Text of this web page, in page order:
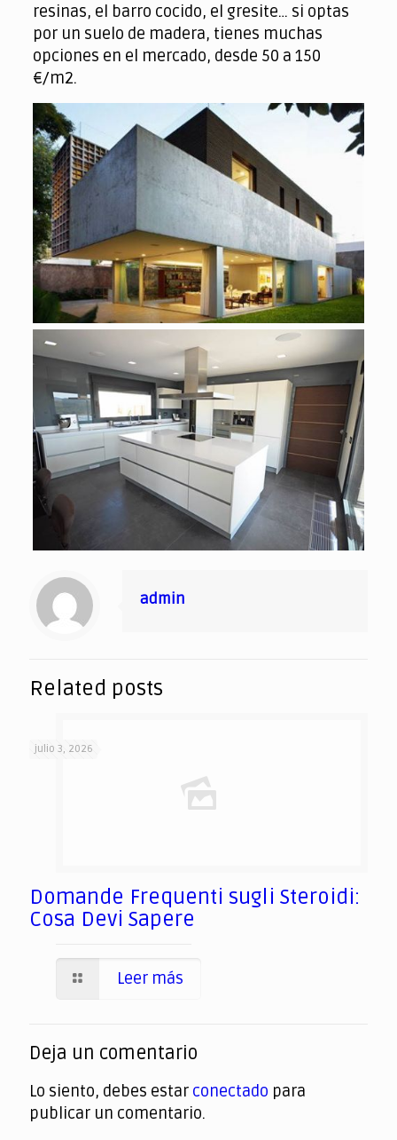
resinas, el barro cocido, el gresite… si optas
por un suelo de madera, tienes muchas
opciones en el mercado, desde 50 a 150
€/m2.
admin
Related posts
julio 3, 2026
Domande Frequenti sugli Steroidi:
Cosa Devi Sapere
Leer más
Deja un comentario
Lo siento, debes estar conectado para
publicar un comentario.